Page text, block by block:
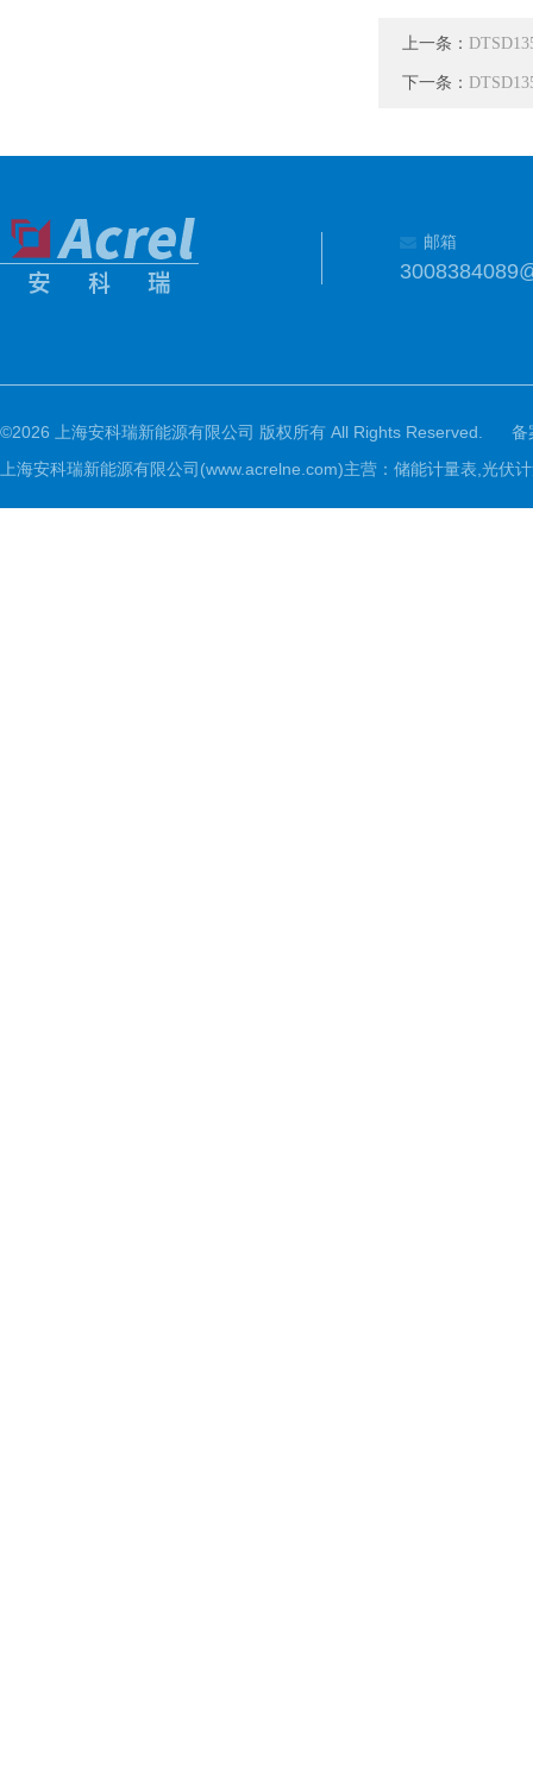
上一条：
下一条：
邮箱
©2026 上海安科瑞新能源有限公司 版权所有 All Rights Reserved.
备
上海安科瑞新能源有限公司(www.acrelne.com)主营：储能计量表,光伏